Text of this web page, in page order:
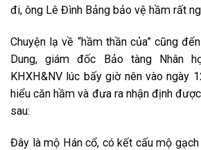
đi, ông Lê Đình Bảng bảo vệ hầm rất
Chuyện lạ về “hầm thần của” cũng
Dung, giám đốc Bảo tàng Nhân
KHXH&NV lúc bấy giờ nên vào ngày
hiểu căn hầm và đưa ra nhận định
sau:
Đây là mộ Hán cổ, có kết cấu mộ